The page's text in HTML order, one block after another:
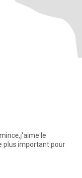
le
plus important pour